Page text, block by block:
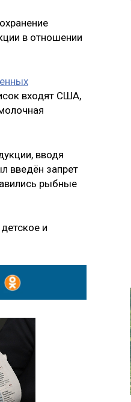
в отношении
входят США,
вводя
введён запрет
рыбные
и